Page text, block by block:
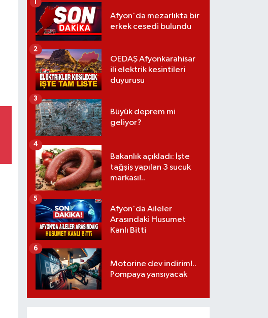
Afyon'da mezarlıkta bir
erkek cesedi bulundu
1
OEDAŞ Afyonkarahisar
ili elektrik kesintileri
duyurusu
2
Büyük deprem mi
geliyor?
3
Bakanlık açıkladı: İşte
tağşiş yapılan 3 sucuk
markası!..
4
Afyon'da Aileler
Arasındaki Husumet
Kanlı Bitti
5
Motorine dev indirim!..
Pompaya yansıyacak
6